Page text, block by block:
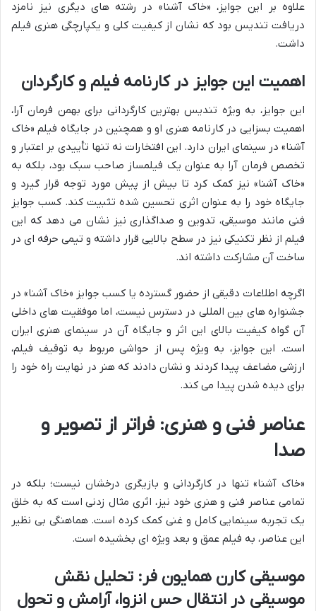
علاوه بر این جوایز، «خاک آشنا» در رشته های دیگری نیز نامزد
دریافت تندیس بود که نشان از کیفیت کلی و یکپارچگی هنری فیلم
داشت.
اهمیت این جوایز در کارنامه فیلم و کارگردان
این جوایز، به ویژه تندیس بهترین کارگردانی برای بهمن فرمان آرا،
اهمیت بسزایی در کارنامه هنری او و همچنین در جایگاه فیلم «خاک
آشنا» در سینمای ایران دارد. این افتخارات نه تنها تأییدی بر اعتبار و
تخصص فرمان آرا به عنوان یک فیلمساز صاحب سبک بود، بلکه به
«خاک آشنا» نیز کمک کرد تا بیش از پیش مورد توجه قرار گیرد و
جایگاه خود را به عنوان اثری تحسین شده تثبیت کند. کسب جوایز
فنی مانند موسیقی، تدوین و صداگذاری نیز نشان می دهد که این
فیلم از نظر تکنیکی نیز در سطح بالایی قرار داشته و تیمی حرفه ای در
ساخت آن مشارکت داشته اند.
اگرچه اطلاعات دقیقی از حضور گسترده یا کسب جوایز «خاک آشنا» در
جشنواره های بین المللی در دسترس نیست، اما موفقیت های داخلی
آن گواه کیفیت بالای این اثر و جایگاه آن در سینمای هنری ایران
است. این جوایز، به ویژه پس از حواشی مربوط به توقیف فیلم،
ارزشی مضاعف پیدا کردند و نشان دادند که هنر در نهایت راه خود را
برای دیده شدن پیدا می کند.
عناصر فنی و هنری: فراتر از تصویر و
صدا
«خاک آشنا» تنها در کارگردانی و بازیگری درخشان نیست؛ بلکه در
تمامی عناصر فنی و هنری خود نیز، اثری مثال زدنی است که به خلق
یک تجربه سینمایی کامل و غنی کمک کرده است. هماهنگی بی نظیر
این عناصر، به فیلم عمق و بعد ویژه ای بخشیده است.
موسیقی کارن همایون فر: تحلیل نقش
موسیقی در انتقال حس انزوا، آرامش و تحول